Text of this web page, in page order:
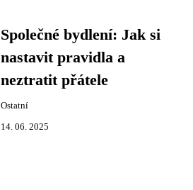
Společné bydlení: Jak si
nastavit pravidla a
neztratit přátele
Ostatní
14. 06. 2025